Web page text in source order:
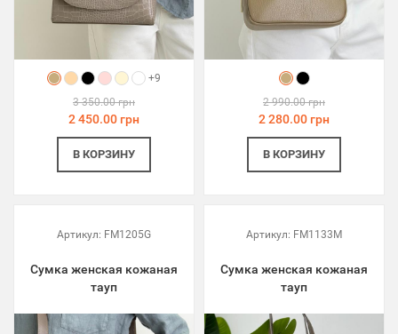
+9
3 350.00 грн
2 450.00 грн
В КОРЗИНУ
2 990.00 грн
2 280.00 грн
В КОРЗИНУ
Артикул: FM1205G
Сумка женская кожаная
тауп
Артикул: FM1133M
Сумка женская кожаная
тауп